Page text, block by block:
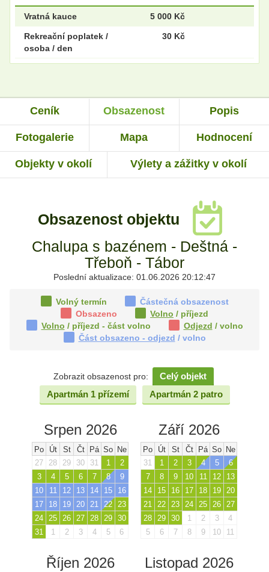
Vratná kauce 5 000 Kč
Rekreační poplatek /
osoba / den
30 Kč
Ceník Obsazenost Popis
Fotogalerie Mapa Hodnocení
Objekty v okolí Výlety a zážitky v okolí
Obsazenost objektu
Chalupa s bazénem - Deštná -
Třeboň - Tábor
Poslední aktualizace: 01.06.2026 20:12:47
Volný termín
Částečná obsazenost
Obsazeno
Volno / příjezd
Volno / příjezd - část volno Odjezd / volno
Část obsazeno - odjezd / volno
Zobrazit obsazenost pro:
Celý objekt
Apartmán 1 přízemí
Apartmán 2 patro
Srpen 2026
Po Út St Čt Pá So Ne
27
28 29 30 31 1
2
3
4 5 6 7 8
9
10
11 12 13 14 15
16
17
18 19 20 21 22
23
24
25 26 27 28 29 30
31
1 2 3 4 5 6
Září 2026
Po Út St Čt Pá So Ne
31
1 2 3 4 5
6
7
8 9 10 11 12
13
14
15 16 17 18 19
20
21
22 23 24 25 26
27
28
29 30 1 2 3
4
5
6 7 8 9 10 11
Říjen 2026 Listopad 2026